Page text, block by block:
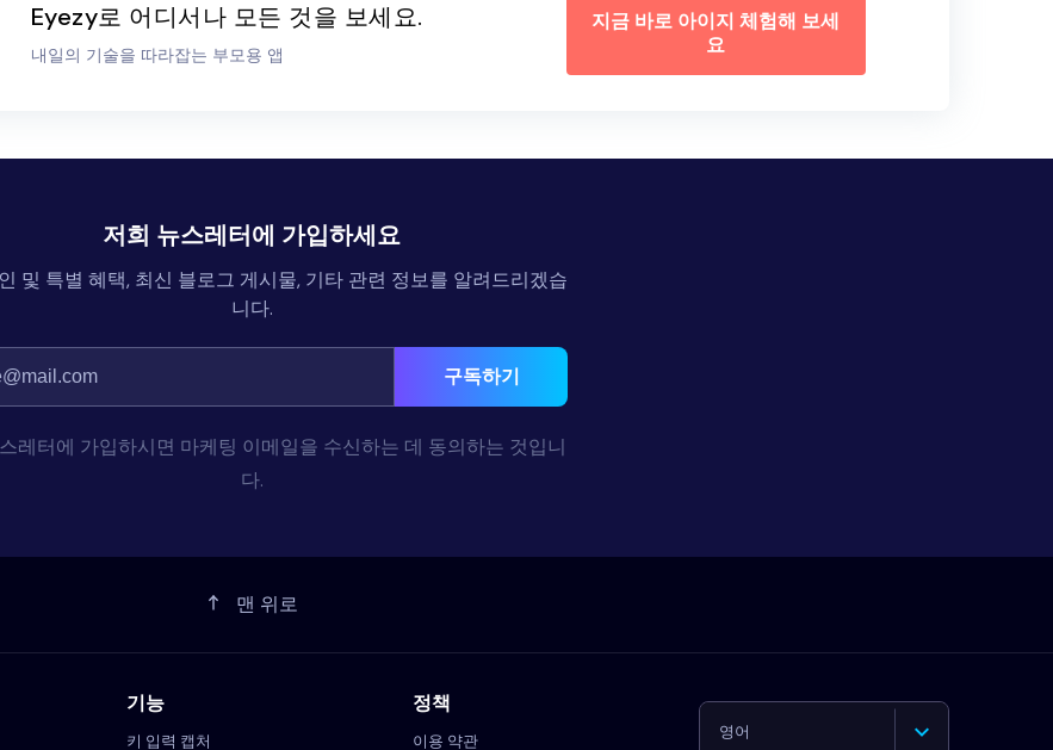
Eyezy로 어디서나 모든 것을 보세요.
내일의 기술을 따라잡는 부모용 앱
지금 바로 아이지 체험해 보세
요
저희 뉴스레터에 가입하세요
및 특별 혜택, 최신 블로그 게시물, 기타 관련 정보를 알려드리겠습
니다.
구독하기
레터에 가입하시면 마케팅 이메일을 수신하는 데 동의하는 것입니
다.
맨 위로
기능
키 입력 캡처
정책
이용 약관 영어